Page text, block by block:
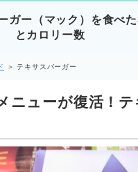
ガー（マック）を食べ
とカロリー数
＞ テキサスバーガー
ニューが復活！